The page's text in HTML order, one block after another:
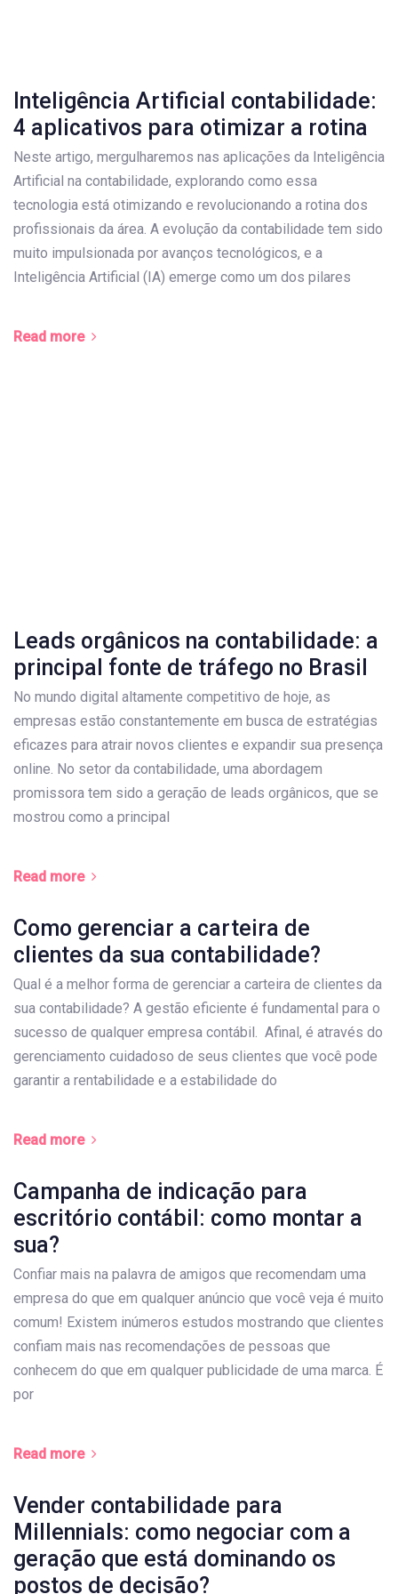
Inteligência Artificial contabilidade:
4 aplicativos para otimizar a rotina
Neste artigo, mergulharemos nas aplicações da Inteligência
Artificial na contabilidade, explorando como essa
tecnologia está otimizando e revolucionando a rotina dos
profissionais da área. A evolução da contabilidade tem sido
muito impulsionada por avanços tecnológicos, e a
Inteligência Artificial (IA) emerge como um dos pilares
Read more
Leads orgânicos na contabilidade: a
principal fonte de tráfego no Brasil
No mundo digital altamente competitivo de hoje, as
empresas estão constantemente em busca de estratégias
eficazes para atrair novos clientes e expandir sua presença
online. No setor da contabilidade, uma abordagem
promissora tem sido a geração de leads orgânicos, que se
mostrou como a principal
Read more
Como gerenciar a carteira de
clientes da sua contabilidade?
Qual é a melhor forma de gerenciar a carteira de clientes da
sua contabilidade? A gestão eficiente é fundamental para o
sucesso de qualquer empresa contábil. Afinal, é através do
gerenciamento cuidadoso de seus clientes que você pode
garantir a rentabilidade e a estabilidade do
Read more
Campanha de indicação para
escritório contábil: como montar a
sua?
Confiar mais na palavra de amigos que recomendam uma
empresa do que em qualquer anúncio que você veja é muito
comum! Existem inúmeros estudos mostrando que clientes
confiam mais nas recomendações de pessoas que
conhecem do que em qualquer publicidade de uma marca. É
por
Read more
Vender contabilidade para
Millennials: como negociar com a
geração que está dominando os
postos de decisão?